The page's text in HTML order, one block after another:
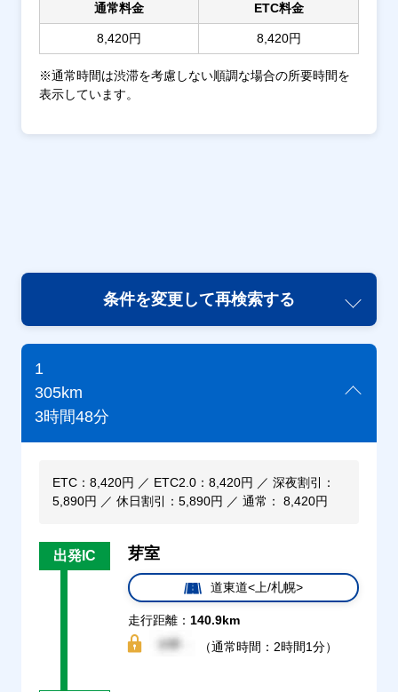
通常料金
8,420円
ETC料金
8,420円
※通常時間は渋滞を考慮しない順調な場合の所要時間を
表示しています。
条件を変更して再検索する
1
305km
3時間48分
ETC：8,420円 ／ ETC2.0：8,420円 ／ 深夜割引：
5,890円 ／ 休日割引：5,890円 ／ 通常： 8,420円
出発IC 芽室
道東道<上/札幌>
走行距離： 140.9km
（通常時間：2時間1分）